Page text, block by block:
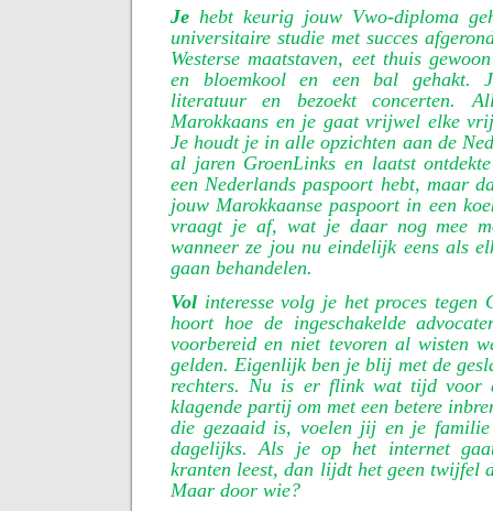
Je hebt keurig jouw Vwo-diploma
universitaire studie met succes
Westerse maatstaven, eet thuis
en bloemkool en een bal gehakt.
literatuur en bezoekt concerten.
Marokkaans en je gaat vrijwel elke
Je houdt je in alle opzichten aan de
al jaren GroenLinks en laatst
een Nederlands paspoort hebt, maar
jouw Marokkaanse paspoort in een
vraagt je af, wat je daar nog mee
wanneer ze jou nu eindelijk eens als
gaan behandelen.
Vol interesse volg je het proces tegen
hoort hoe de ingeschakelde
voorbereid en niet tevoren al wisten
gelden. Eigenlijk ben je blij met de
rechters. Nu is er flink wat tijd voor
klagende partij om met een betere
die gezaaid is, voelen jij en je
dagelijks. Als je op het internet
kranten leest, dan lijdt het geen twijfel
Maar door wie?